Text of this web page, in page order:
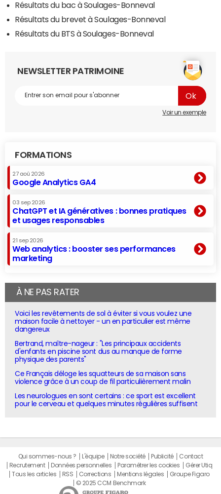
Résultats du bac à Soulages-Bonneval
Résultats du brevet à Soulages-Bonneval
Résultats du BTS à Soulages-Bonneval
NEWSLETTER PATRIMOINE
Voir un exemple
FORMATIONS
27 aoû 2026
Google Analytics GA4
03 sep 2026
ChatGPT et IA génératives : bonnes pratiques
et usages responsables
21 sep 2026
Web analytics : booster ses performances
marketing
À NE PAS RATER
Voici les revêtements de sol à éviter si vous voulez une
maison facile à nettoyer - un en particulier est même
dangereux
Bertrand, maître-nageur : "Les principaux accidents
d'enfants en piscine sont dus au manque de forme
physique des parents"
Ce Français déloge les squatteurs de sa maison sans
violence grâce à un coup de fil particulièrement malin
Les neurologues en sont certains : ce sport est excellent
pour le cerveau et quelques minutes régulières suffisent
Qui sommes-nous ? L'équipe Notre société Publicité
Contact
Recrutement
Données personnelles Paramétrer les cookies
Gérer Utiq
Tous les articles
RSS Corrections Mentions légales
Groupe Figaro
© 2025 CCM Benchmark